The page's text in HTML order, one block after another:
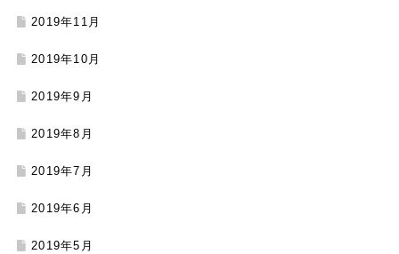
2019年11月
2019年10月
2019年9月
2019年8月
2019年7月
2019年6月
2019年5月